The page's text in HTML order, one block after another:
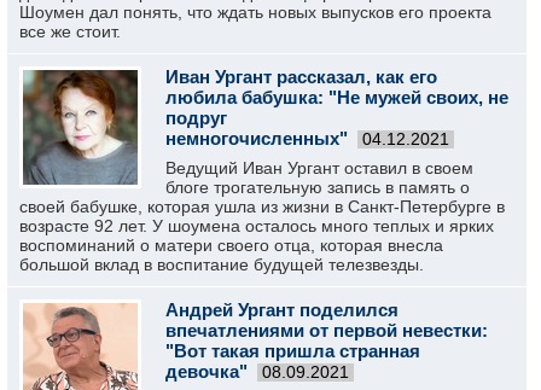
Шоумен дал понять, что ждать новых выпусков его проекта
все же стоит.
Иван Ургант рассказал, как его
любила бабушка: "Не мужей своих, не
подруг
немногочисленных"
04.12.2021
Ведущий Иван Ургант оставил в своем
блоге трогательную запись в память о
своей бабушке, которая ушла из жизни в Санкт-Петербурге в
возрасте 92 лет. У шоумена осталось много теплых и ярких
воспоминаний о матери своего отца, которая внесла
большой вклад в воспитание будущей телезвезды.
Андрей Ургант поделился
впечатлениями от первой невестки:
"Вот такая пришла странная
девочка"
08.09.2021